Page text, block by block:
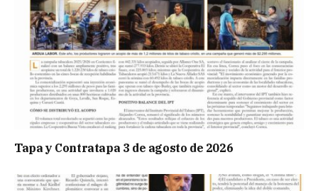
Tapa y Contratapa 3 de agosto de 2026